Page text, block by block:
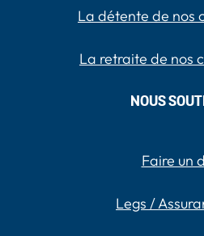
La détente de nos
La retraite de nos
NOUS
Faire un
Legs /